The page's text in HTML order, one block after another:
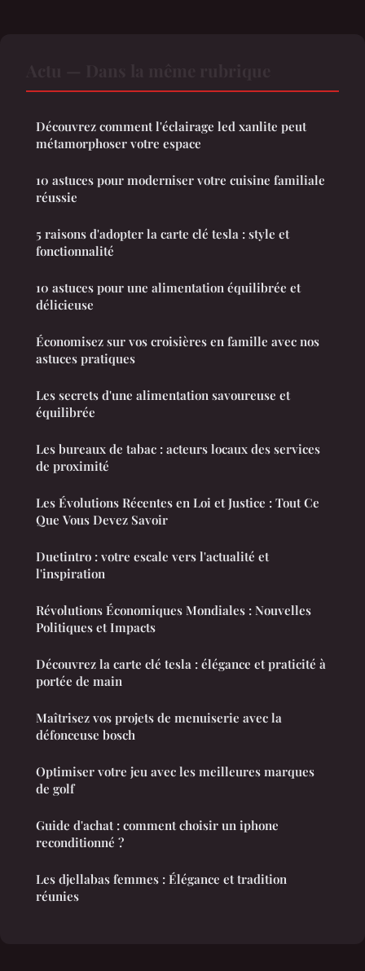
Découvrez comment l'éclairage led xanlite peut
métamorphoser votre espace
10 astuces pour moderniser votre cuisine familiale
réussie
5 raisons d'adopter la carte clé tesla : style et
fonctionnalité
10 astuces pour une alimentation équilibrée et
délicieuse
Économisez sur vos croisières en famille avec nos
astuces pratiques
Les secrets d'une alimentation savoureuse et
équilibrée
Les bureaux de tabac : acteurs locaux des services
de proximité
Les Évolutions Récentes en Loi et Justice : Tout Ce
Que Vous Devez Savoir
Duetintro : votre escale vers l'actualité et
l'inspiration
Révolutions Économiques Mondiales : Nouvelles
Politiques et Impacts
Découvrez la carte clé tesla : élégance et praticité à
portée de main
Maîtrisez vos projets de menuiserie avec la
défonceuse bosch
Optimiser votre jeu avec les meilleures marques
de golf
Guide d'achat : comment choisir un iphone
reconditionné ?
Les djellabas femmes : Élégance et tradition
réunies